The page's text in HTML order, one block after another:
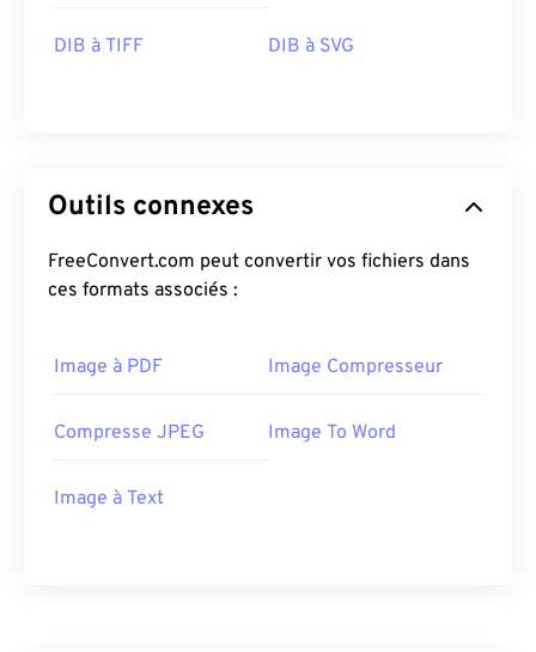
DIB à TIFF DIB à SVG
Outils connexes
FreeConvert.com peut convertir vos fichiers dans
ces formats associés :
Image à PDF Image Compresseur
Compresse JPEG Image To Word
Image à Text